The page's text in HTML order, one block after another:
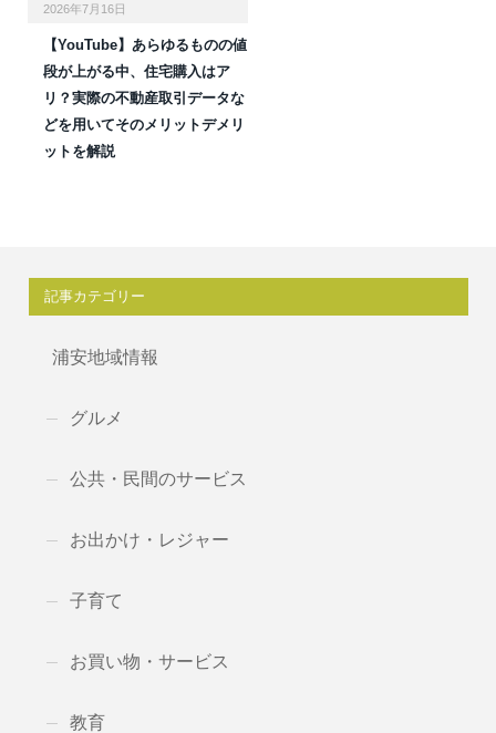
2026年7月16日
【YouTube】あらゆるものの値
段が上がる中、住宅購入はア
リ？実際の不動産取引データな
どを用いてそのメリットデメリ
ットを解説
記事カテゴリー
浦安地域情報
グルメ
公共・民間のサービス
お出かけ・レジャー
子育て
お買い物・サービス
教育